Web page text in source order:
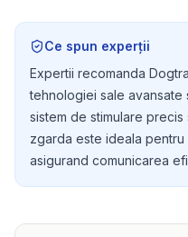
total si flexibilitate,
clara cu patrupedul tau.
Ce spun experții
Expertii recomanda
tehnologiei sale avansate
sistem de stimulare
zgarda este ideala
asigurand comunicarea